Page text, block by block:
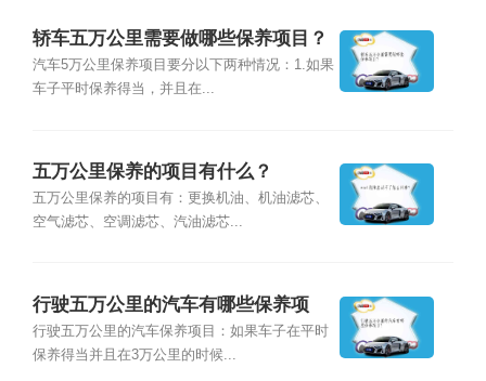
轿车五万公里需要做哪些保养项目？
汽车5万公里保养项目要分以下两种情况：1.如果
车子平时保养得当，并且在...
五万公里保养的项目有什么？
五万公里保养的项目有：更换机油、机油滤芯、
空气滤芯、空调滤芯、汽油滤芯...
行驶五万公里的汽车有哪些保养项
目？
行驶五万公里的汽车保养项目：如果车子在平时
保养得当并且在3万公里的时候...